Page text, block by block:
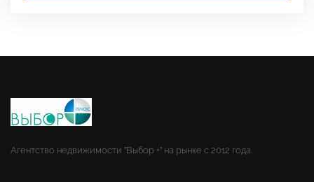
Агентство недвижимости "Выбор +" на рынке с 2012 года.